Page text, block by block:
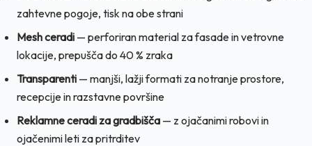
zahtevne pogoje, tisk na obe strani
Mesh ceradi — perforiran material za fasade in vetrovne
lokacije, prepušča do 40 % zraka
Transparenti — manjši, lažji formati za notranje prostore,
recepcije in razstavne površine
Reklamne ceradi za gradbišča — z ojačanimi robovi in
ojačenimi leti za pritrditev